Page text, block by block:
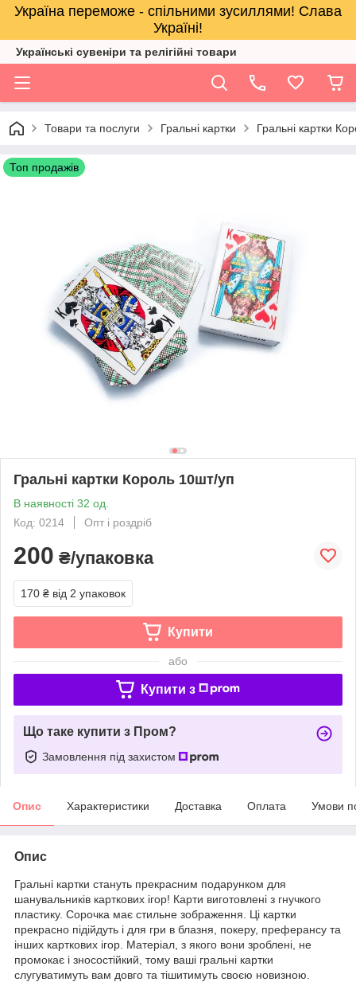
Україна переможе - спільними зусиллями! Слава
Україні!
Українські сувеніри та релігійнi товари
Товари та послуги Гральні картки Гральні картки
Топ продажів
Гральні картки Король 10шт/уп
В наявності 32 од.
Код: 0214
Опт і роздріб
200 ₴/упаковка
170 ₴ від 2 упаковок
Купити
або
Купити з
Що таке купити з Пром?
Замовлення під захистом
Опис Характеристики Доставка Оплата Умови
Опис
Гральні картки стануть прекрасним подарунком для
шанувальників карткових ігор! Карти виготовлені з гнучкого
пластику. Сорочка має стильне зображення. Ці картки
прекрасно підійдуть і для гри в блазня, покеру, преферансу та
інших карткових ігор. Матеріал, з якого вони зроблені, не
промокає і зносостійкий, тому ваші гральні картки
слугуватимуть вам довго та тішитимуть своєю новизною.